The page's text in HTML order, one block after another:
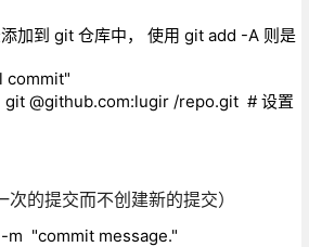
加到 git 仓库中， 使用 git add -A 则是
@github.com:lugir /repo.git # 设置
的提交而不创建新的提交）
"commit message."